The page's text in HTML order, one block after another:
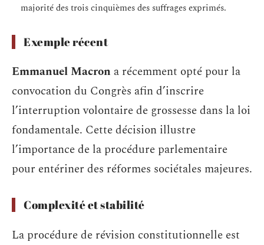
majorité des trois cinquièmes des suffrages exprimés.
Exemple récent
Emmanuel Macron a récemment opté pour la
convocation du Congrès afin d’inscrire
l’interruption volontaire de grossesse dans la loi
fondamentale. Cette décision illustre
l’importance de la procédure parlementaire
pour entériner des réformes sociétales majeures.
Complexité et stabilité
La procédure de révision constitutionnelle est